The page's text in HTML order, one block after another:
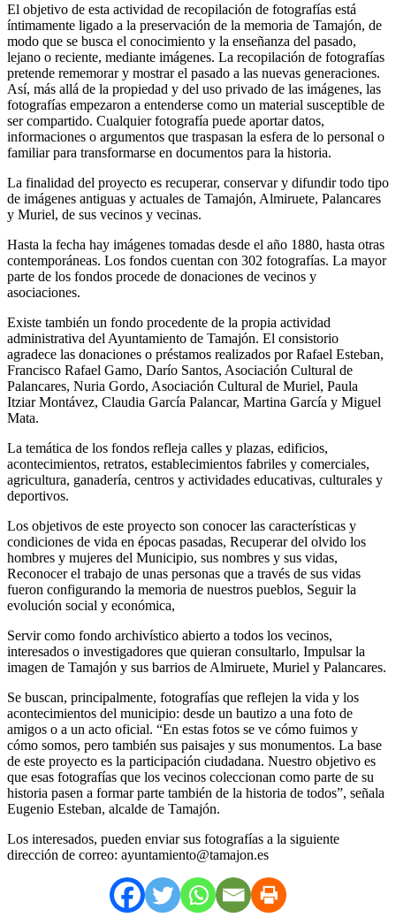
El objetivo de esta actividad de recopilación de fotografías está
íntimamente ligado a la preservación de la memoria de Tamajón, de
modo que se busca el conocimiento y la enseñanza del pasado,
lejano o reciente, mediante imágenes. La recopilación de fotografías
pretende rememorar y mostrar el pasado a las nuevas generaciones.
Así, más allá de la propiedad y del uso privado de las imágenes, las
fotografías empezaron a entenderse como un material susceptible de
ser compartido. Cualquier fotografía puede aportar datos,
informaciones o argumentos que traspasan la esfera de lo personal o
familiar para transformarse en documentos para la historia.
La finalidad del proyecto es recuperar, conservar y difundir todo tipo
de imágenes antiguas y actuales de Tamajón, Almiruete, Palancares
y Muriel, de sus vecinos y vecinas.
Hasta la fecha hay imágenes tomadas desde el año 1880, hasta otras
contemporáneas. Los fondos cuentan con 302 fotografías. La mayor
parte de los fondos procede de donaciones de vecinos y
asociaciones.
Existe también un fondo procedente de la propia actividad
administrativa del Ayuntamiento de Tamajón. El consistorio
agradece las donaciones o préstamos realizados por Rafael Esteban,
Francisco Rafael Gamo, Darío Santos, Asociación Cultural de
Palancares, Nuria Gordo, Asociación Cultural de Muriel, Paula
Itziar Montávez, Claudia García Palancar, Martina García y Miguel
Mata.
La temática de los fondos refleja calles y plazas, edificios,
acontecimientos, retratos, establecimientos fabriles y comerciales,
agricultura, ganadería, centros y actividades educativas, culturales y
deportivos.
Los objetivos de este proyecto son conocer las características y
condiciones de vida en épocas pasadas, Recuperar del olvido los
hombres y mujeres del Municipio, sus nombres y sus vidas,
Reconocer el trabajo de unas personas que a través de sus vidas
fueron configurando la memoria de nuestros pueblos, Seguir la
evolución social y económica,
Servir como fondo archivístico abierto a todos los vecinos,
interesados o investigadores que quieran consultarlo, Impulsar la
imagen de Tamajón y sus barrios de Almiruete, Muriel y Palancares.
Se buscan, principalmente, fotografías que reflejen la vida y los
acontecimientos del municipio: desde un bautizo a una foto de
amigos o a un acto oficial. “En estas fotos se ve cómo fuimos y
cómo somos, pero también sus paisajes y sus monumentos. La base
de este proyecto es la participación ciudadana. Nuestro objetivo es
que esas fotografías que los vecinos coleccionan como parte de su
historia pasen a formar parte también de la historia de todos”, señala
Eugenio Esteban, alcalde de Tamajón.
Los interesados, pueden enviar sus fotografías a la siguiente
dirección de correo: ayuntamiento@tamajon.es